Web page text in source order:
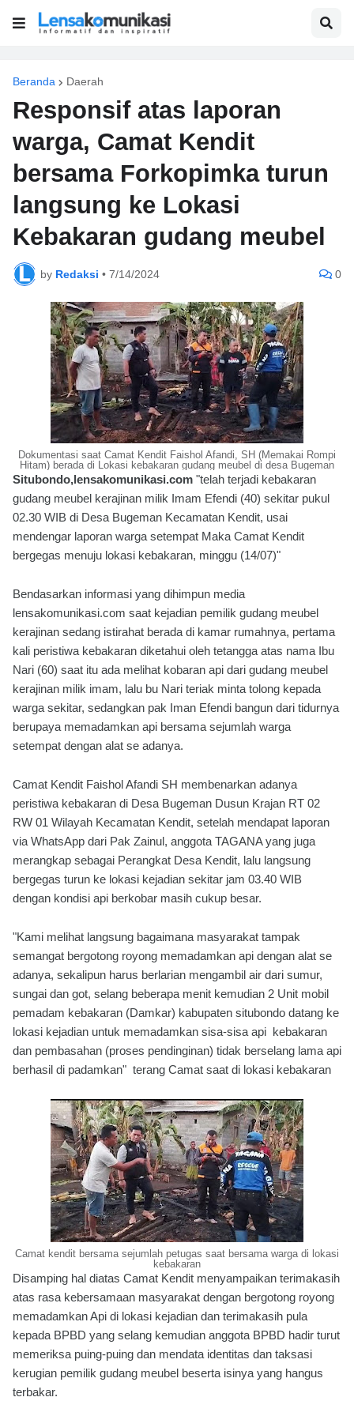
Beranda Daerah
Responsif atas laporan
warga, Camat Kendit
bersama Forkopimka turun
langsung ke Lokasi
Kebakaran gudang meubel
by Redaksi • 7/14/2024 0
Dokumentasi saat Camat Kendit Faishol Afandi, SH (Memakai Rompi
Hitam) berada di Lokasi kebakaran gudang meubel di desa Bugeman
Situbondo,lensakomunikasi.com "telah terjadi kebakaran
gudang meubel kerajinan milik Imam Efendi (40) sekitar pukul
02.30 WIB di Desa Bugeman Kecamatan Kendit, usai
mendengar laporan warga setempat Maka Camat Kendit
bergegas menuju lokasi kebakaran, minggu (14/07)"
Bendasarkan informasi yang dihimpun media
lensakomunikasi.com saat kejadian pemilik gudang meubel
kerajinan sedang istirahat berada di kamar rumahnya, pertama
kali peristiwa kebakaran diketahui oleh tetangga atas nama Ibu
Nari (60) saat itu ada melihat kobaran api dari gudang meubel
kerajinan milik imam, lalu bu Nari teriak minta tolong kepada
warga sekitar, sedangkan pak Iman Efendi bangun dari tidurnya
berupaya memadamkan api bersama sejumlah warga
setempat dengan alat se adanya.
Camat Kendit Faishol Afandi SH membenarkan adanya
peristiwa kebakaran di Desa Bugeman Dusun Krajan RT 02
RW 01 Wilayah Kecamatan Kendit, setelah mendapat laporan
via WhatsApp dari Pak Zainul, anggota TAGANA yang juga
merangkap sebagai Perangkat Desa Kendit, lalu langsung
bergegas turun ke lokasi kejadian sekitar jam 03.40 WIB
dengan kondisi api berkobar masih cukup besar.
"Kami melihat langsung bagaimana masyarakat tampak
semangat bergotong royong memadamkan api dengan alat se
adanya, sekalipun harus berlarian mengambil air dari sumur,
sungai dan got, selang beberapa menit kemudian 2 Unit mobil
pemadam kebakaran (Damkar) kabupaten situbondo datang ke
lokasi kejadian untuk memadamkan sisa-sisa api kebakaran
dan pembasahan (proses pendinginan) tidak berselang lama api
berhasil di padamkan" terang Camat saat di lokasi kebakaran
Camat kendit bersama sejumlah petugas saat bersama warga di lokasi
kebakaran
Disamping hal diatas Camat Kendit menyampaikan terimakasih
atas rasa kebersamaan masyarakat dengan bergotong royong
memadamkan Api di lokasi kejadian dan terimakasih pula
kepada BPBD yang selang kemudian anggota BPBD hadir turut
memeriksa puing-puing dan mendata identitas dan taksasi
kerugian pemilik gudang meubel beserta isinya yang hangus
terbakar.